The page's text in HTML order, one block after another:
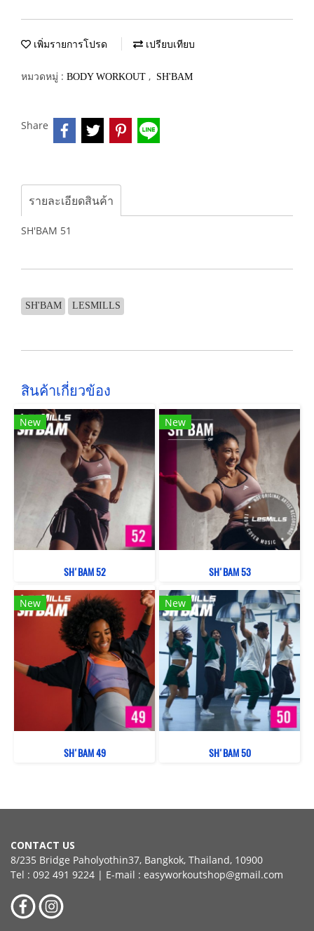
เพิ่มรายการโปรด เปรียบเทียบ
หมวดหมู่ : BODY WORKOUT , SH'BAM
Share
รายละเอียดสินค้า
SH'BAM 51
SH'BAM LESMILLS
สินค้าเกี่ยวข้อง
New
SH'BAM 52
New
SH'BAM 53
New
SH'BAM 49
New
SH'BAM 50
CONTACT US
8/235 Bridge Paholyothin37, Bangkok, Thailand, 10900
Tel : 092 491 9224 | E-mail : easyworkoutshop@gmail.com